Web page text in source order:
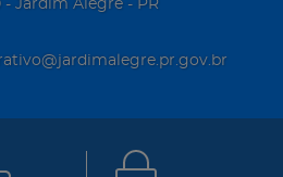
- Jardim Alegre - PR